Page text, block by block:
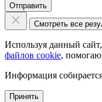
Отправить
Смотреть все
Используя данный
файлов cookie,
Информация
Принять